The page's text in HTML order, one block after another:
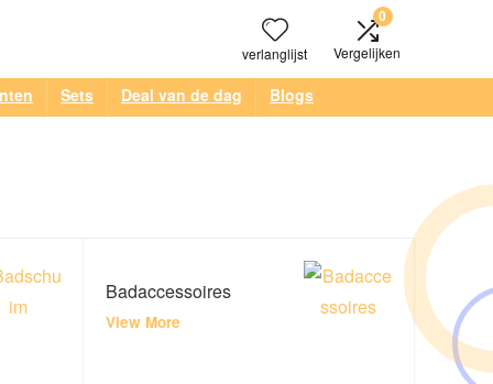
verlanglijst
0
Vergelijken
Sets Deal van de dag Blogs
Badaccessoires
View More